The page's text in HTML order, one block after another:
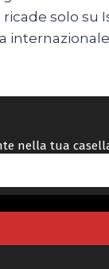
solo su
nella tua